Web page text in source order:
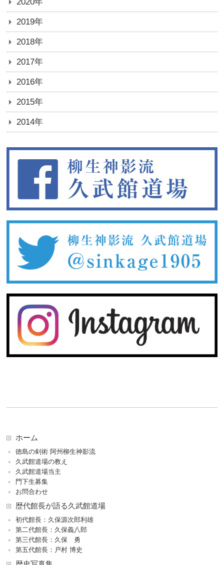
2019年
2018年
2017年
2016年
2015年
2014年
ホーム
徳島の剣術 阿州柳生神影流
久武館道場の教え
久武館道場当主
門下生募集
お問合わせ
歴代館長が語る久武館道場
初代館長：久保源次郎利雄
第二代館長：久保義八郎
第三代館長：久保 勇
第五代館長：戸村 博史